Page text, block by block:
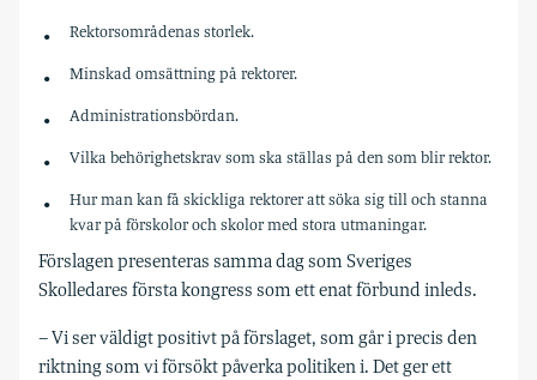
Rektorsområdenas storlek.
Minskad omsättning på rektorer.
Administrationsbördan.
Vilka behörighetskrav som ska ställas på den som blir rektor.
Hur man kan få skickliga rektorer att söka sig till och stanna
kvar på förskolor och skolor med stora utmaningar.
Förslagen presenteras samma dag som Sveriges
Skolledares första kongress som ett enat förbund inleds.
– Vi ser väldigt positivt på förslaget, som går i precis den
riktning som vi försökt påverka politiken i. Det ger ett